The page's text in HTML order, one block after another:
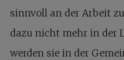
sinnvoll an der Arbeit
dazu nicht mehr in der
werden sie in der